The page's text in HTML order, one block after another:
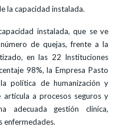
la capacidad instalada.
instalada, que se ve
de quejas, frente a la
en las 22 Instituciones
98%, la Empresa Pasto
política de humanización y
a procesos seguros y
adecuada gestión clínica,
enfermedades.